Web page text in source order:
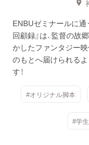
ENBUゼミナールに
回顧録』は、監督の
かしたファンタジー
のもとへ届けられる
す！
#オリジナル脚本
#学生